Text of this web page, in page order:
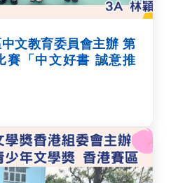
文教育委員會主辦 第
賽「中文好書 誠意推